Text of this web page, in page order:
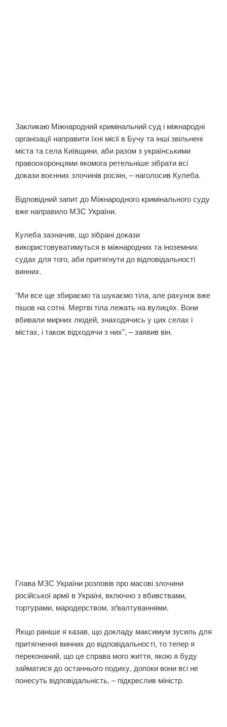
Закликаю Міжнародний кримінальний суд і міжнародні
організації направити їхні місії в Бучу та інші звільнені
міста та села Київщини, аби разом з українськими
правоохоронцями якомога ретельніше зібрати всі
докази воєнних злочинів росіян, – наголосив Кулеба.
Відповідний запит до Міжнародного кримінального суду
вже направило МЗС України.
Кулеба зазначив, що зібрані докази
використовуватимуться в міжнародних та іноземних
судах для того, аби притягнути до відповідальності
винних.
“Ми все ще збираємо та шукаємо тіла, але рахунок вже
пішов на сотні. Мертві тіла лежать на вулицях. Вони
вбивали мирних людей, знаходячись у цих селах і
містах, і також відходячи з них”, – заявив він.
Глава МЗС України розповів про масові злочини
російської армії в Україні, включно з вбивствами,
тортурами, мародерством, зґвалтуваннями.
Якщо раніше я казав, що докладу максимум зусиль для
притягнення винних до відповідальності, то тепер я
переконаний, що це справа мого життя, якою я буду
займатися до останнього подиху, допоки вони всі не
понесуть відповідальність, – підкреслив міністр.